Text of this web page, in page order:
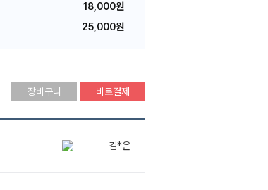
18,000원
25,000원
장바구니 바로결제
배*석